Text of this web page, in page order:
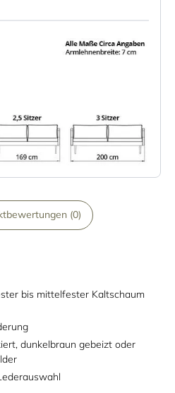
(0)
bis mittelfester Kaltschaum
dunkelbraun gebeizt oder